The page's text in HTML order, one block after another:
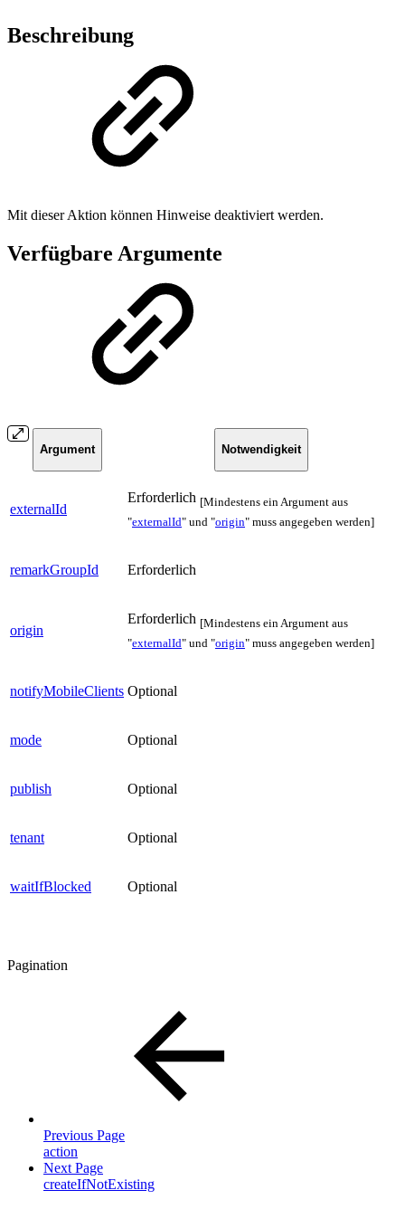
Beschreibung
Mit dieser Aktion können Hinweise deaktiviert werden.
Verfügbare Argumente
Argument Notwendigkeit
externalId
Erforderlich [Mindestens ein Argument aus
"externalId" und "origin" muss angegeben werden]
remarkGroupId Erforderlich
origin
Erforderlich [Mindestens ein Argument aus
"externalId" und "origin" muss angegeben werden]
notifyMobileClients Optional
mode Optional
publish Optional
tenant Optional
waitIfBlocked Optional
Pagination
Previous Page
action
Next Page
createIfNotExisting